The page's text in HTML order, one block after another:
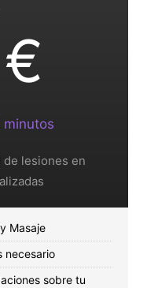
minutos
de lesiones en
Masaje
necesario
sobre tu